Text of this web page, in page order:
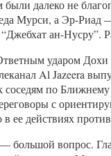
далеко не
Мурси, а Эр-
ан-
ударом
Al Jazeera
соседям по
с
ее действиях
большой вопрос.